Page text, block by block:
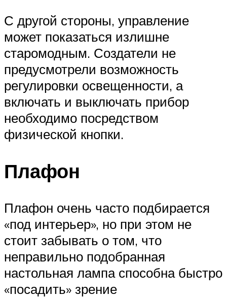
С другой стороны, управление
может показаться излишне
старомодным. Создатели не
предусмотрели возможность
регулировки освещенности, а
включать и выключать прибор
необходимо посредством
физической кнопки.
Плафон
Плафон очень часто подбирается
«под интерьер», но при этом не
стоит забывать о том, что
неправильно подобранная
настольная лампа способна быстро
«посадить» зрение